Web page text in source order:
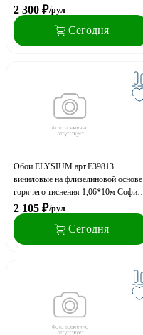
Идеал 3 Аккреция кофе с молоком
фон
2 300 ₽/рул
Сегодня
Обои ELYSIUM арт.Е39813
виниловые на флизелиновой основе
горячего тиснения 1,06*10м София
фон (акция)
2 105 ₽/рул
Сегодня